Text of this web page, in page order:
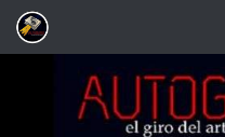
Saltar al contenido